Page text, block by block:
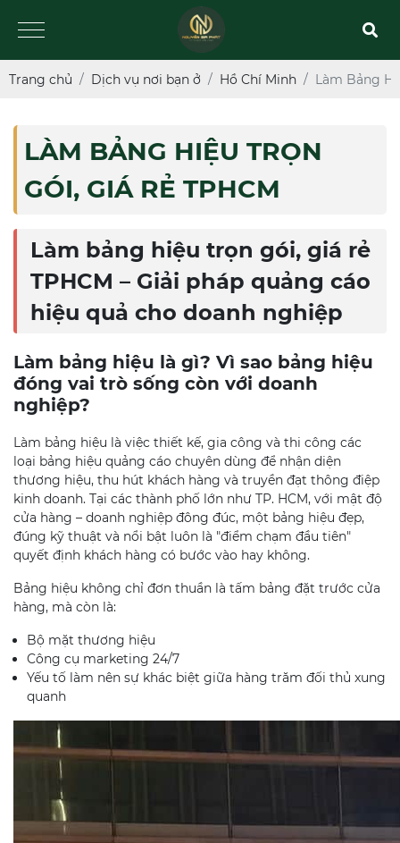
Trang chủ Dịch vụ nơi bạn ở Hồ Chí Minh Làm Bảng
LÀM BẢNG HIỆU TRỌN
GÓI, GIÁ RẺ TPHCM
Làm bảng hiệu trọn gói, giá rẻ
TPHCM – Giải pháp quảng cáo
hiệu quả cho doanh nghiệp
Làm bảng hiệu là gì? Vì sao bảng hiệu
đóng vai trò sống còn với doanh
nghiệp?
Làm bảng hiệu là việc thiết kế, gia công và thi công các
loại bảng hiệu quảng cáo chuyên dùng để nhận diện
thương hiệu, thu hút khách hàng và truyền đạt thông điệp
kinh doanh. Tại các thành phố lớn như TP. HCM, với mật độ
cửa hàng – doanh nghiệp đông đúc, một bảng hiệu đẹp,
đúng kỹ thuật và nổi bật luôn là "điểm chạm đầu tiên"
quyết định khách hàng có bước vào hay không.
Bảng hiệu không chỉ đơn thuần là tấm bảng đặt trước cửa
hàng, mà còn là:
Bộ mặt thương hiệu
Công cụ marketing 24/7
Yếu tố làm nên sự khác biệt giữa hàng trăm đối thủ xung
quanh